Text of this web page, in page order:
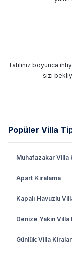
Tatiliniz boyunca
sizi
Popüler Villa
Muhafazakar Villa
Apart Kiralama
Kapalı Havuzlu
Denize Yakın
Günlük Villa